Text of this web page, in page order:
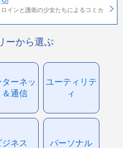
インと護衛の少女たちによるコミカ
ーから選ぶ
ーネッ
＆通信
ユーティリテ
ィ
ジネス パーソナル